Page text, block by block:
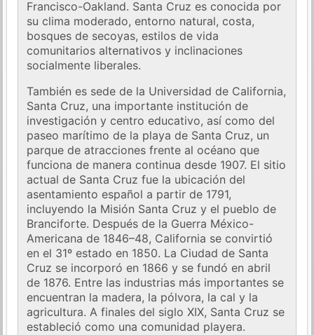
Francisco-Oakland. Santa Cruz es conocida por
su clima moderado, entorno natural, costa,
bosques de secoyas, estilos de vida
comunitarios alternativos y inclinaciones
socialmente liberales.
También es sede de la Universidad de California,
Santa Cruz, una importante institución de
investigación y centro educativo, así como del
paseo marítimo de la playa de Santa Cruz, un
parque de atracciones frente al océano que
funciona de manera continua desde 1907. El sitio
actual de Santa Cruz fue la ubicación del
asentamiento español a partir de 1791,
incluyendo la Misión Santa Cruz y el pueblo de
Branciforte. Después de la Guerra México-
Americana de 1846–48, California se convirtió
en el 31º estado en 1850. La Ciudad de Santa
Cruz se incorporó en 1866 y se fundó en abril
de 1876. Entre las industrias más importantes se
encuentran la madera, la pólvora, la cal y la
agricultura. A finales del siglo XIX, Santa Cruz se
estableció como una comunidad playera.